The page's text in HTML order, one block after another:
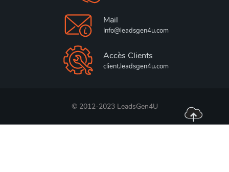
Mail
Info@leadsgen4u.com
Accès Clients
client.leadsgen4u.com
© 2012-2023 LeadsGen4U